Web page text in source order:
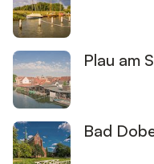
Plau am
Bad